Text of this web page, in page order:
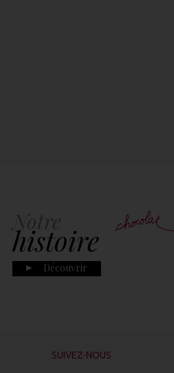
histoire
Découvrir
SUIVEZ-NOUS